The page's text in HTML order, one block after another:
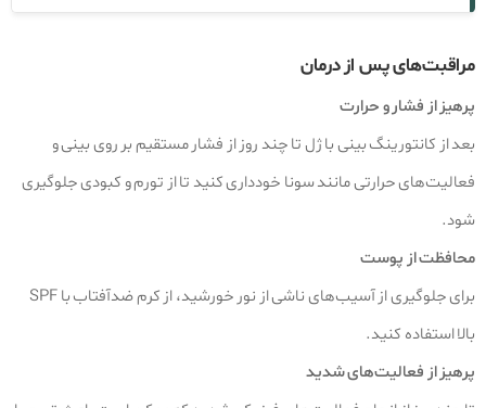
مراقبت‌های پس از درمان
پرهیز از فشار و حرارت
بعد از کانتورینگ بینی با ژل تا چند روز از فشار مستقیم بر روی بینی و
فعالیت‌های حرارتی مانند سونا خودداری کنید تا از تورم و کبودی جلوگیری
شود.
محافظت از پوست
برای جلوگیری از آسیب‌های ناشی از نور خورشید، از کرم ضدآفتاب با SPF
بالا استفاده کنید.
پرهیز از فعالیت‌های شدید